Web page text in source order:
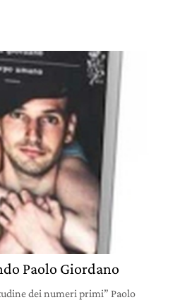
Paolo Giordano
dei numeri primi” Paolo